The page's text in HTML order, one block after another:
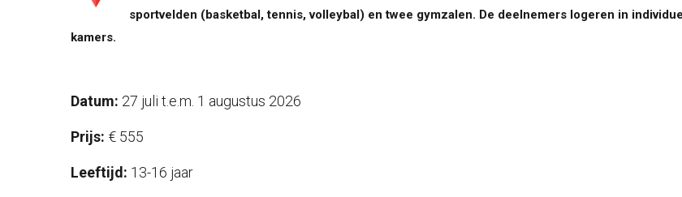
sportvelden (basketbal, tennis, volleybal) en twee gymzalen. De deelnemers logeren in
kamers.
Datum: 27 juli t.e.m. 1 augustus 2026
Prijs: € 555
Leeftijd: 13-16 jaar